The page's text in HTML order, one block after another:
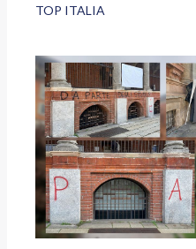
TOP ITALIA